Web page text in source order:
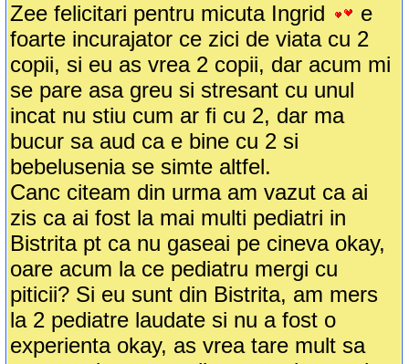
Zee felicitari pentru micuta Ingrid
e
foarte incurajator ce zici de viata cu 2
copii, si eu as vrea 2 copii, dar acum mi
se pare asa greu si stresant cu unul
incat nu stiu cum ar fi cu 2, dar ma
bucur sa aud ca e bine cu 2 si
bebelusenia se simte altfel.
Canc citeam din urma am vazut ca ai
zis ca ai fost la mai multi pediatri in
Bistrita pt ca nu gaseai pe cineva okay,
oare acum la ce pediatru mergi cu
piticii? Si eu sunt din Bistrita, am mers
la 2 pediatre laudate si nu a fost o
experienta okay, as vrea tare mult sa